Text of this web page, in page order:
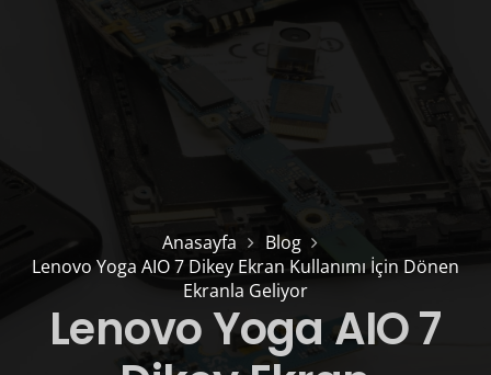
Anasayfa
Blog
Lenovo Yoga AIO 7 Dikey Ekran Kullanımı İçin Dönen
Ekranla Geliyor
Lenovo Yoga AIO 7